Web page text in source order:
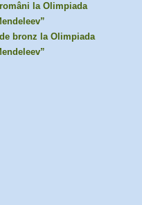
la Olimpiada
bronz la Olimpiada